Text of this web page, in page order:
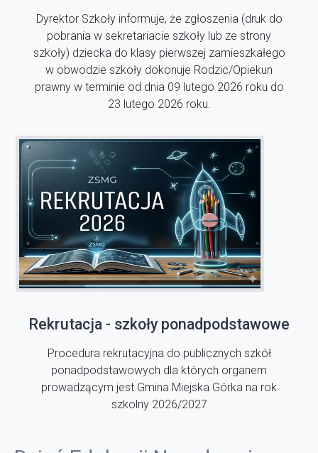
Dyrektor Szkoły informuje, że zgłoszenia (druk do
pobrania w sekretariacie szkoły lub ze strony
szkoły) dziecka do klasy pierwszej zamieszkałego
w obwodzie szkoły dokonuje Rodzic/Opiekun
prawny w terminie od dnia 09 lutego 2026 roku do
23 lutego 2026 roku.
Rekrutacja - szkoły ponadpodstawowe
Procedura rekrutacyjna do publicznych szkół
ponadpodstawowych dla których organem
prowadzącym jest Gmina Miejska Górka na rok
szkolny 2026/2027